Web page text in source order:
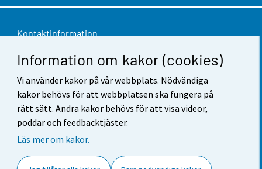
Information om kakor (cookies)
Vi använder kakor på vår webbplats. Nödvändiga
kakor behövs för att webbplatsen ska fungera på
rätt sätt. Andra kakor behövs för att visa videor,
poddar och feedbacktjäster.
Läs mer om kakor.
Kontaktinformation
Respons
Användarvillkor
Dataskydd
Tillgänglighet